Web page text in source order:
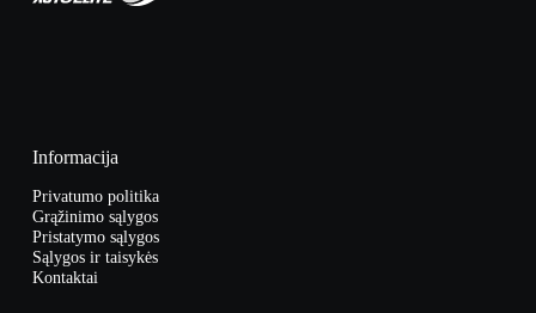
Informacija
Privatumo politika
Grąžinimo sąlygos
Pristatymo sąlygos
Sąlygos ir taisykės
Kontaktai